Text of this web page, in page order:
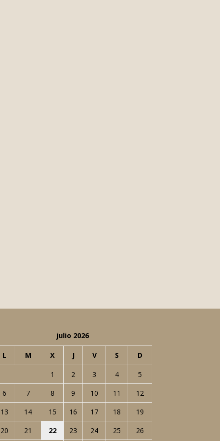
julio 2026
L M X J V S D
1 2 3 4
5
6
7 8 9 10 11
12
13
14 15 16 17 18
19
20
21 22 23 24 25 26